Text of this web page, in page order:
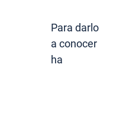
Para darlo
a conocer
ha